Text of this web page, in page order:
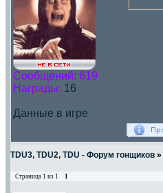
Сообщений: 619
Награды: 16
Данные в игре
TDU3, TDU2, TDU - Форум гонщиков »
Страница 1 из 1 1